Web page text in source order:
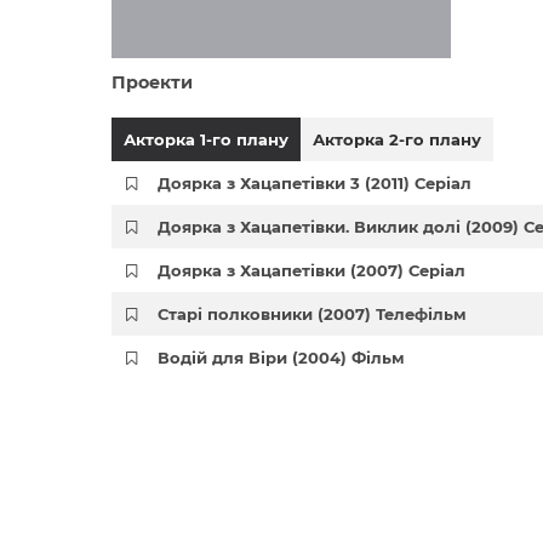
Проекти
Акторка 1-го плану Акторка 2-го плану
Доярка з Хацапетівки 3 (2011) Серіал
Доярка з Хацапетівки. Виклик долі (2009)
Доярка з Хацапетівки (2007) Серіал
Старі полковники (2007) Телефільм
Водій для Віри (2004) Фільм